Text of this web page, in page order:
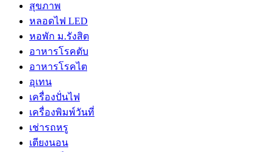
สุขภาพ
หลอดไฟ LED
หอพัก ม.รังสิต
อาหารโรคตับ
อาหารโรคไต
อุเทน
เครื่องปั่นไฟ
เครื่องพิมพ์วันที่
เช่ารถหรู
เตียงนอน